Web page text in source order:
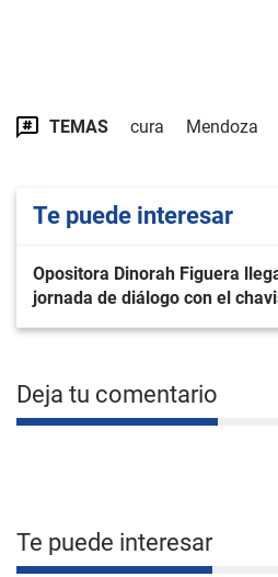
TEMAS cura Mendoza
Te puede interesar
Opositora Dinorah Figuera
jornada de diálogo con el
Deja tu comentario
Te puede interesar